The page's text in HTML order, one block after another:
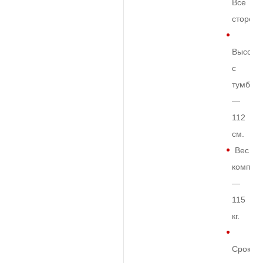
Все
Высота
с
тумбой
—
112
см.
Вес
—
115
кг.
Срок